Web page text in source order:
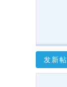
发新帖